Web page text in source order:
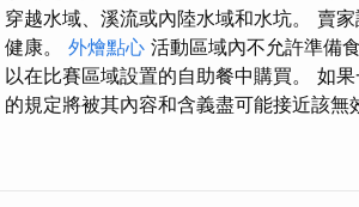
穿越水域、溪流或內陸水域和水坑。 賣
健康。 外燴點心 活動區域內不允許準備
以在比賽區域設置的自助餐中購買。 如
的規定將被其內容和含義盡可能接近該無